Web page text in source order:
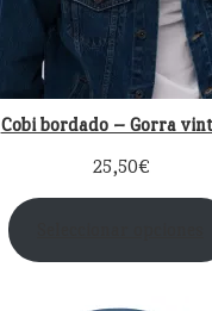
Cobi bordado – Gorra
25,50€